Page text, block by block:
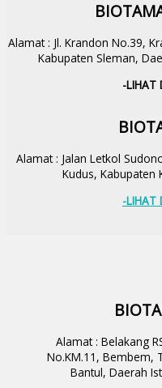
Alamat : Jl. Krandon No.39,
Kabupaten Sleman,
-LIHAT
Alamat : Jalan Letkol
Kudus, Kabupaten
-LIHAT
Alamat : Belakang
No.KM.11, Bembem,
Bantul, Daerah